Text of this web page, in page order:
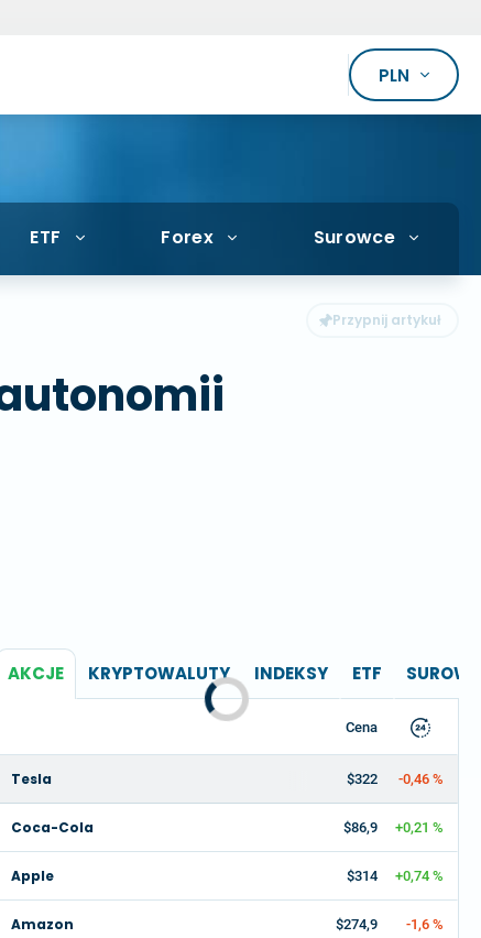
PLN
ETF Forex Surowce
AKCJE KRYPTOWALUTY INDEKSY ETF
Cena
Tesla $322 -0,46 %
Coca-Cola $86,9 +0,21 %
Apple $314 +0,74 %
Amazon $274,9 -1,6 %